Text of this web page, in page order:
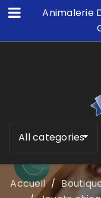
Animalerie
All categories
Accueil /